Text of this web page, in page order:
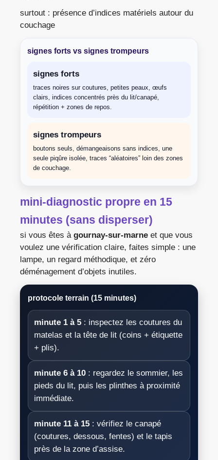
surtout : présence d’indices matériels autour du
couchage
signes forts vs signes trompeurs
signes forts
traces noires sur coutures, petites peaux, œufs
clairs, indices concentrés près du lit/canapé,
répétition + zones de repos.
signes trompeurs
boutons seuls, démangeaisons sans indices, une
seule piqûre isolée, traces “aléatoires” loin des zones
de couchage.
mini-diagnostic propre en 15
minutes (sans disperser)
si vous êtes à gournay-sur-marne et que vous
voulez une vérification claire, faites simple : une
lampe, un regard méthodique, et zéro
déménagement d’objets inutiles.
protocole terrain (15 minutes)
minute 1 à 5 : inspectez les coutures du
matelas et la tête de lit (coins + étiquette
+ plis).
minute 6 à 10 : regardez le sommier, les
pieds du lit, puis les plinthes à proximité
immédiate.
minute 11 à 15 : vérifiez le canapé
(coutures, dessous, fentes) et le tapis
près de la zone d’assise.